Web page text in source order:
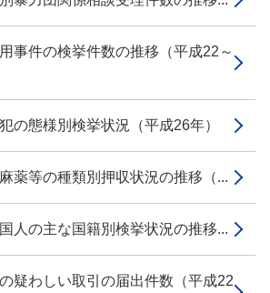
事件の検挙件数の推移（平成22～
態様別検挙状況（平成26年）
薬等の種類別押収状況の推移（...
人の主な国籍別検挙状況の推移...
疑わしい取引の届出件数（平成22